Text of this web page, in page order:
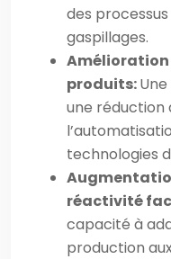
des
gaspillages.
produits:
une réduction
technologies
réactivité
capacité à
production